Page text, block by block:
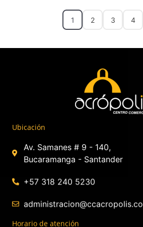
1 2 3 4
Ubicación
Av. Samanes # 9 - 140,
Bucaramanga - Santander
+57 318 240 5230
administracion@ccacropolis.co
Horario de atención